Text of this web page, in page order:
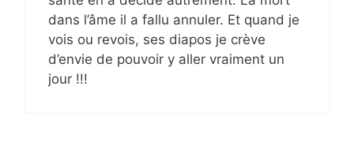
dans l’âme il a fallu annuler. Et quand je
vois ou revois, ses diapos je crève
d’envie de pouvoir y aller vraiment un
jour !!!